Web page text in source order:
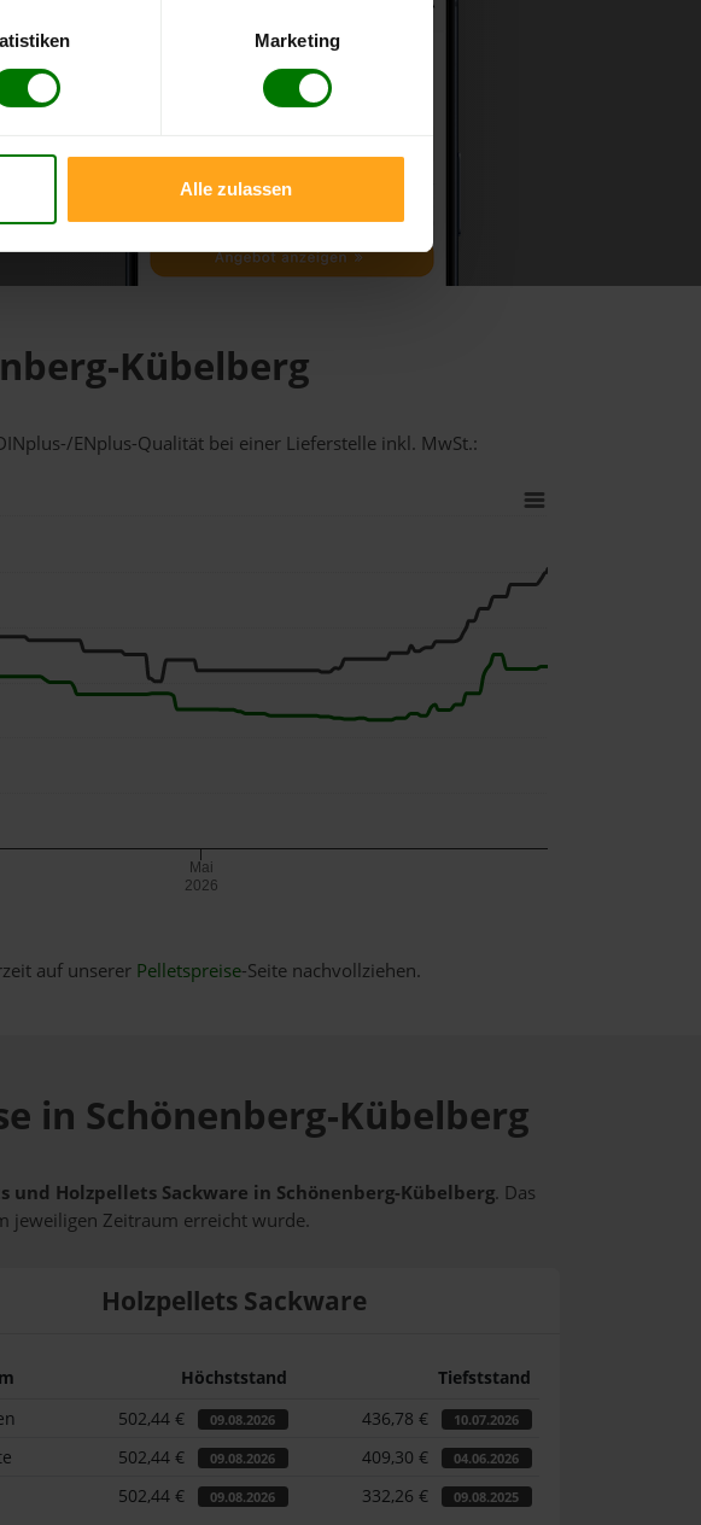
Marketing
Alle zulassen
Kübelberg
ENplus-Qualität bei einer Lieferstelle inkl. MwSt.:
Mai
2026
auf unserer Pelletspreise-Seite nachvollziehen.
in Schönenberg-Kübelberg
Holzpellets Sackware in Schönenberg-Kübelberg. Das
jeweiligen Zeitraum erreicht wurde.
Holzpellets Sackware
Höchststand
Tiefststand
502,44 € 09.08.2026 436,78 € 10.07.2026
502,44 € 09.08.2026 409,30 € 04.06.2026
502,44 € 09.08.2026 332,26 € 09.08.2025